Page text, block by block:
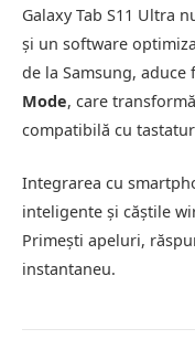
Galaxy Tab S11 Ultra
și un software
de la Samsung,
Mode, care
compatibilă cu
Integrarea cu
inteligente și căștile
Primești apeluri,
instantaneu.